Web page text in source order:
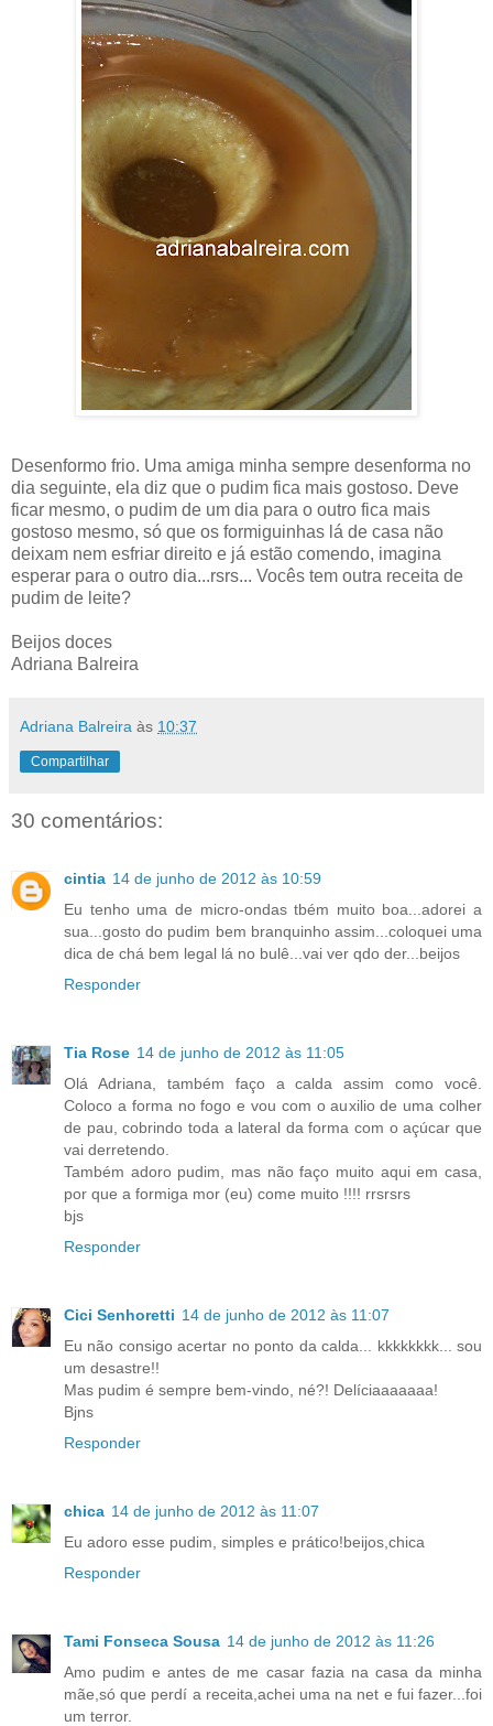
Desenformo frio. Uma amiga minha sempre desenforma no
dia seguinte, ela diz que o pudim fica mais gostoso. Deve
ficar mesmo, o pudim de um dia para o outro fica mais
gostoso mesmo, só que os formiguinhas lá de casa não
deixam nem esfriar direito e já estão comendo, imagina
esperar para o outro dia...rsrs... Vocês tem outra receita de
pudim de leite?
Beijos doces
Adriana Balreira
Adriana Balreira às 10:37
Compartilhar
30 comentários:
cintia 14 de junho de 2012 às 10:59
Eu tenho uma de micro-ondas tbém muito boa...adorei a
sua...gosto do pudim bem branquinho assim...coloquei uma
dica de chá bem legal lá no bulê...vai ver qdo der...beijos
Responder
Tia Rose 14 de junho de 2012 às 11:05
Olá Adriana, também faço a calda assim como você.
Coloco a forma no fogo e vou com o auxilio de uma colher
de pau, cobrindo toda a lateral da forma com o açúcar que
vai derretendo.
Também adoro pudim, mas não faço muito aqui em casa,
por que a formiga mor (eu) come muito !!!! rrsrsrs
bjs
Responder
Cici Senhoretti 14 de junho de 2012 às 11:07
Eu não consigo acertar no ponto da calda... kkkkkkkk... sou
um desastre!!
Mas pudim é sempre bem-vindo, né?! Delíciaaaaaaa!
Bjns
Responder
chica 14 de junho de 2012 às 11:07
Eu adoro esse pudim, simples e prático!beijos,chica
Responder
Tami Fonseca Sousa 14 de junho de 2012 às 11:26
Amo pudim e antes de me casar fazia na casa da minha
mãe,só que perdí a receita,achei uma na net e fui fazer...foi
um terror.